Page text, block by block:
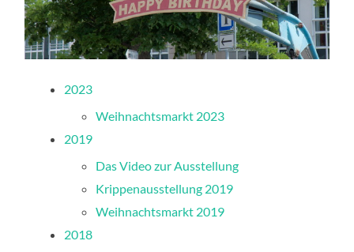
2023
Weihnachtsmarkt 2023
2019
Das Video zur Ausstellung
Krippenausstellung 2019
Weihnachtsmarkt 2019
2018